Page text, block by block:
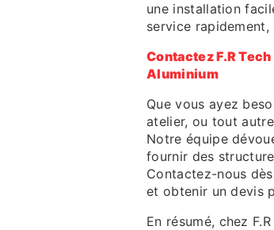
une installation
service
Contactez F.R
Aluminium
Que vous ayez
atelier, ou tout
Notre équipe
fournir des
Contactez-nous
et obtenir un devis
En résumé, chez